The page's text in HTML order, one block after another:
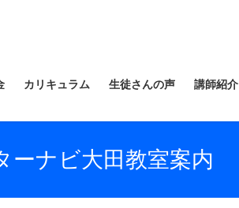
カリキュラム 生徒さんの声 講師紹介
ーナビ大田教室案内